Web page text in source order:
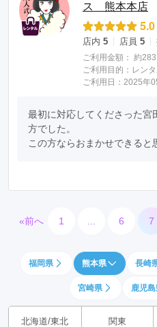
ス 熊本本店
5.0
店内 5 店員 5
ご利用金額： 約
ご利用目的： レン
ご利用日：2025年
最初に対応してくださった宮
方でした。
この方ならおまかせできると
«前へ 1 6 7
福岡県 熊本県 長崎
宮崎県 鹿児
北海道/東北 関東